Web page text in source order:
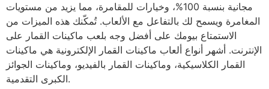
مجانية بنسبة 100%، وخيارات للمقامرة، مما يزيد من مستويات
المغامرة ويسمح لك بالتفاعل مع الألعاب. تُمكّنك هذه الميزات من
الاستمتاع بيومك على أفضل وجه بلعب ماكينات القمار على
الإنترنت. أشهر أنواع ألعاب ماكينات القمار الإلكترونية هي ماكينات
القمار الكلاسيكية، وماكينات القمار بالفيديو، وماكينات الجوائز
الكبرى التقدمية.